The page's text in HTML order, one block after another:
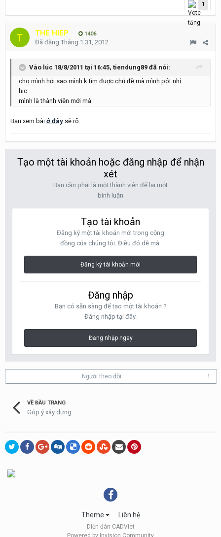
1
THE HIEP 1406
Đã đăng Tháng 1 31, 2012
Vào lúc 18/8/2011 tại 16:45, tiendung89 đã nói:
cho mình hỏi sao mình k tìm đuợc chủ đề mà mình pót nhỉ
hic
mình là thành viên mới mà
Bạn xem bài ở đây sẽ rõ.
Tạo một tài khoản hoặc đăng nhập để nhận
xét
Bạn cần phải là một thành viên để lại một
bình luận
Tạo tài khoản
Đăng ký một tài khoản mới trong cộng
đồng của chúng tôi. Điều đó dễ mà.
Đăng ký tài khoản mới
Đăng nhập
Bạn có sẵn sàng để tạo một tài khoản ?
Đăng nhập tại đây.
Đăng nhập ngay
Người theo dõi 1
VỀ ĐẦU TRANG
Góp ý xây dựng
Theme Liên hệ
Diễn đàn CADViet
Powered by Invision Community